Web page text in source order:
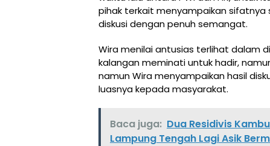
pihak terkait menyampaikan sifatnya
diskusi dengan penuh semangat.
Wira menilai antusias terlihat dalam
kalangan meminati untuk hadir,
namun Wira menyampaikan hasil
luasnya kepada masyarakat.
Baca juga: Dua Residivis
Lampung Tengah Lagi Asik